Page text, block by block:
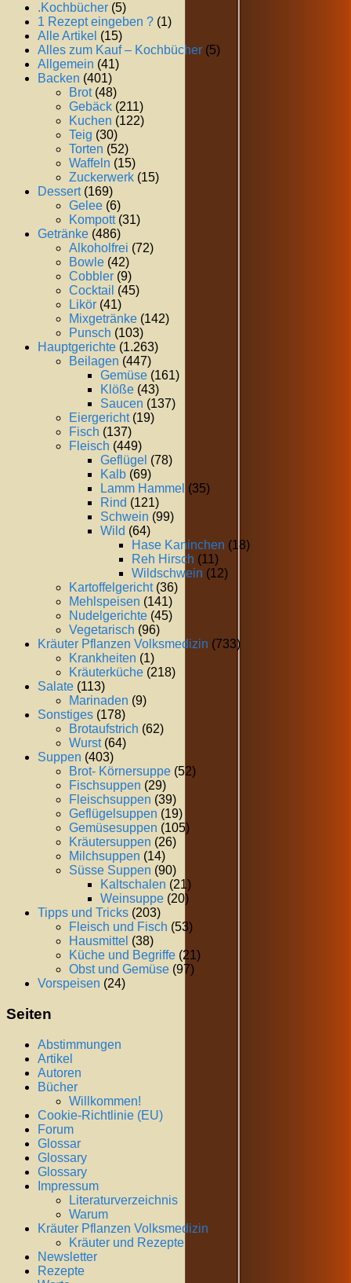
.Kochbücher (5)
1 Rezept eingeben ? (1)
Alle Artikel (15)
Alles zum Kauf – Kochbücher (5)
Allgemein (41)
Backen (401)
Brot(48)
Gebäck (211)
Kuchen (122)
Teig (30)
Torten (52)
Waffeln (15)
Zuckerwerk (15)
Dessert(169)
Gelee (6)
Kompott(31)
Getränke (486)
Alkoholfrei (72)
Bowle (42)
Cobbler (9)
Cocktail (45)
Likör (41)
Mixgetränke (142)
Punsch (103)
Hauptgerichte (1.263)
Beilagen (447)
Gemüse (161)
Klöße (43)
Saucen (137)
Eiergericht(19)
Fisch (137)
Fleisch (449)
Geflügel (78)
Kalb (69)
Lamm Hammel (35)
Rind (121)
Schwein (99)
Wild (64)
Hase Kaninchen (18)
Reh Hirsch (11)
Wildschwein (12)
Kartoffelgericht(36)
Mehlspeisen (141)
Nudelgerichte (45)
Vegetarisch (96)
Kräuter Pflanzen Volksmedizin (733)
Krankheiten (1)
Kräuterküche (218)
Salate (113)
Marinaden (9)
Sonstiges (178)
Brotaufstrich (62)
Wurst(64)
Suppen (403)
Brot- Körnersuppe (52)
Fischsuppen (29)
Fleischsuppen (39)
Geflügelsuppen (19)
Gemüsesuppen (105)
Kräutersuppen (26)
Milchsuppen (14)
Süsse Suppen (90)
Kaltschalen (21)
Weinsuppe (20)
Tipps und Tricks (203)
Fleisch und Fisch (53)
Hausmittel (38)
Küche und Begriffe (21)
Obst und Gemüse (97)
Vorspeisen (24)
Seiten
Abstimmungen
Artikel
Autoren
Bücher
Willkommen!
Cookie-Richtlinie (EU)
Forum
Glossar
Glossary
Glossary
Impressum
Literaturverzeichnis
Warum
Kräuter Pflanzen Volksmedizin
Kräuter und Rezepte
Newsletter
Rezepte